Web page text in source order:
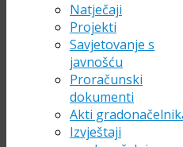
Natječaji
Projekti
Savjetovanje s
javnošću
Proračunski
dokumenti
Akti
Izvještaji